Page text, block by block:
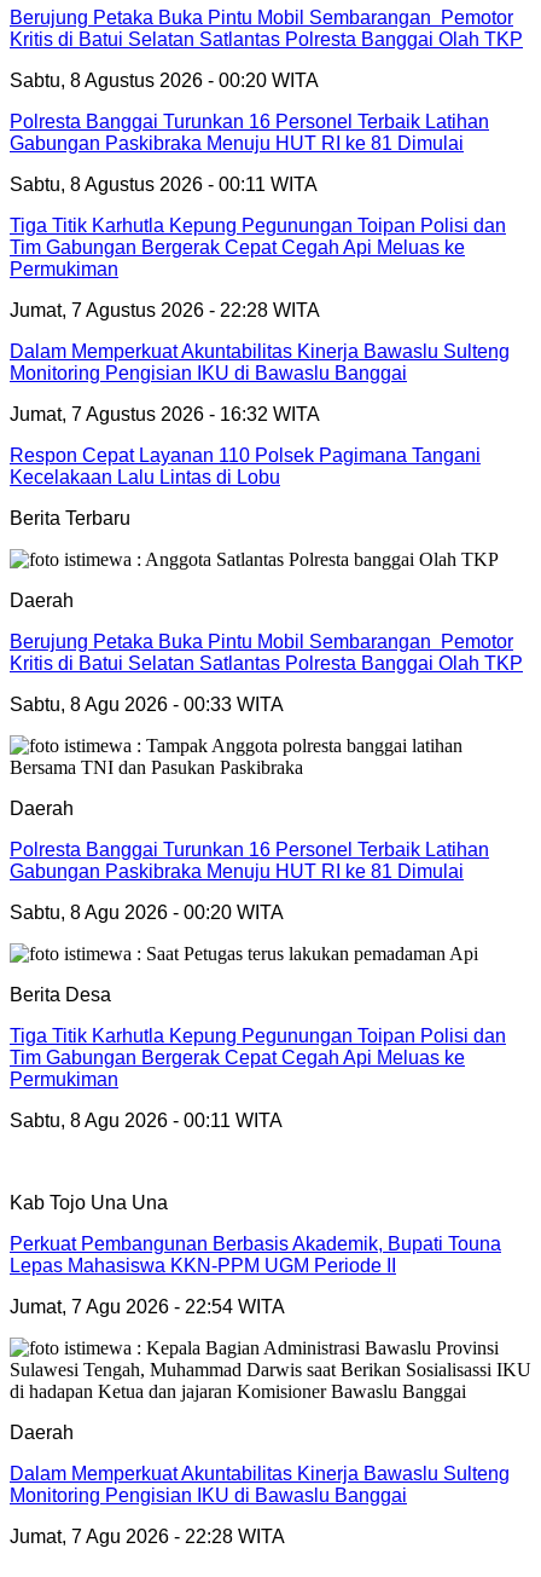
Berujung Petaka Buka Pintu Mobil Sembarangan Pemotor
Kritis di Batui Selatan Satlantas Polresta Banggai Olah TKP
Sabtu, 8 Agustus 2026 - 00:20 WITA
Polresta Banggai Turunkan 16 Personel Terbaik Latihan
Gabungan Paskibraka Menuju HUT RI ke 81 Dimulai
Sabtu, 8 Agustus 2026 - 00:11 WITA
Tiga Titik Karhutla Kepung Pegunungan Toipan Polisi dan
Tim Gabungan Bergerak Cepat Cegah Api Meluas ke
Permukiman
Jumat, 7 Agustus 2026 - 22:28 WITA
Dalam Memperkuat Akuntabilitas Kinerja Bawaslu Sulteng
Monitoring Pengisian IKU di Bawaslu Banggai
Jumat, 7 Agustus 2026 - 16:32 WITA
Respon Cepat Layanan 110 Polsek Pagimana Tangani
Kecelakaan Lalu Lintas di Lobu
Berita Terbaru
Daerah
Berujung Petaka Buka Pintu Mobil Sembarangan Pemotor
Kritis di Batui Selatan Satlantas Polresta Banggai Olah TKP
Sabtu, 8 Agu 2026 - 00:33 WITA
Daerah
Polresta Banggai Turunkan 16 Personel Terbaik Latihan
Gabungan Paskibraka Menuju HUT RI ke 81 Dimulai
Sabtu, 8 Agu 2026 - 00:20 WITA
Berita Desa
Tiga Titik Karhutla Kepung Pegunungan Toipan Polisi dan
Tim Gabungan Bergerak Cepat Cegah Api Meluas ke
Permukiman
Sabtu, 8 Agu 2026 - 00:11 WITA
Kab Tojo Una Una
Perkuat Pembangunan Berbasis Akademik, Bupati Touna
Lepas Mahasiswa KKN-PPM UGM Periode II
Jumat, 7 Agu 2026 - 22:54 WITA
Daerah
Dalam Memperkuat Akuntabilitas Kinerja Bawaslu Sulteng
Monitoring Pengisian IKU di Bawaslu Banggai
Jumat, 7 Agu 2026 - 22:28 WITA